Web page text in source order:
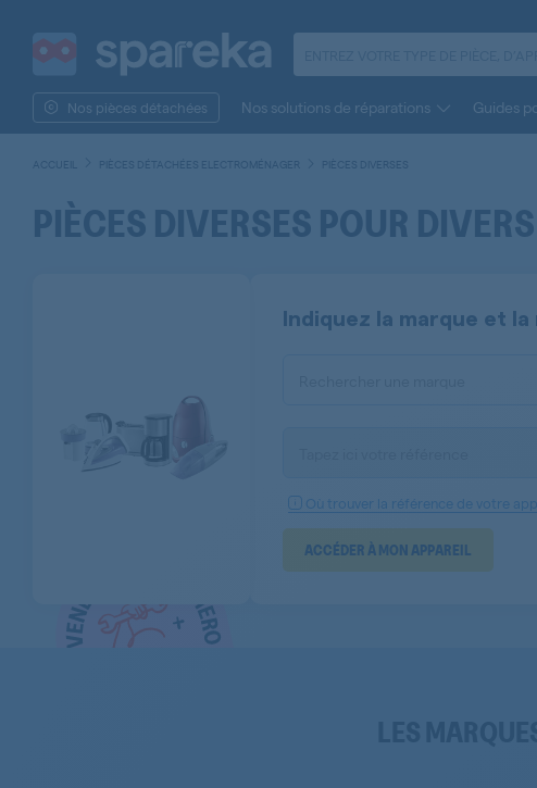
Nos pièces détachées Nos solutions de réparations Guides
ACCUEIL PIÈCES DÉTACHÉES ELECTROMÉNAGER PIÈCES DIVERSES
PIÈCES DIVERSES POUR
Indiquez la marque et
Où trouver la référence de votre
ACCÉDER À MON APPAREIL